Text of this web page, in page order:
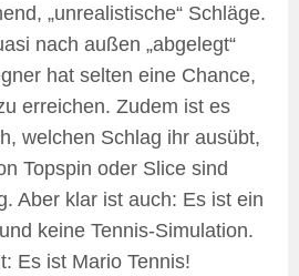
„unrealistische“ Schläge.
nach außen „abgelegt“
hat selten eine Chance,
erreichen. Zudem ist es
welchen Schlag ihr ausübt,
Topspin oder Slice sind
Aber klar ist auch: Es ist ein
keine Tennis-Simulation.
Es ist Mario Tennis!